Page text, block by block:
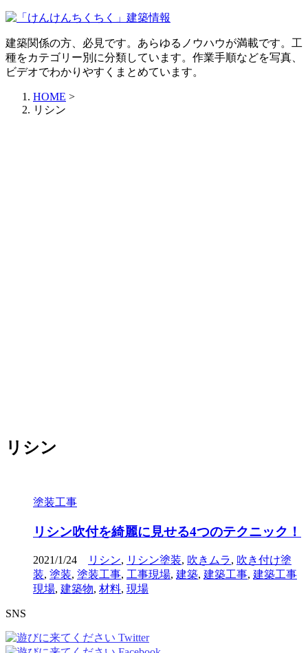
建築関係の方、必見です。あらゆるノウハウが満載です。工
種をカテゴリー別に分類しています。作業手順などを写真、
ビデオでわかりやすくまとめています。
HOME >
リシン
リシン
塗装工事
リシン吹付を綺麗に見せる4つのテクニック！
2021/1/24 リシン, リシン塗装, 吹きムラ, 吹き付け塗
装, 塗装, 塗装工事, 工事現場, 建築, 建築工事, 建築工事
現場, 建築物, 材料, 現場
SNS